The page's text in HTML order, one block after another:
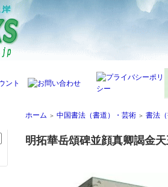
ホーム ＞ 中国書法（書道）・芸術 ＞ 書法（
明拓華岳頌碑並顔真卿謁金